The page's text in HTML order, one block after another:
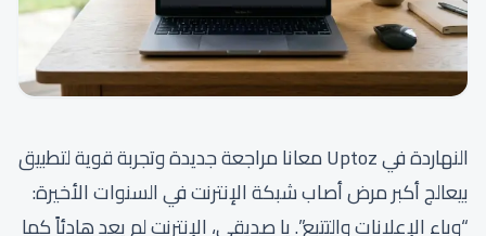
النهاردة في Uptoz معانا مراجعة جديدة وتجربة قوية لتطبيق
بيعالج أكبر مرض أصاب شبكة الإنترنت في السنوات الأخيرة:
“وباء الإعلانات والتتبع”. يا صديقي، الإنترنت لم يعد هادئاً كما